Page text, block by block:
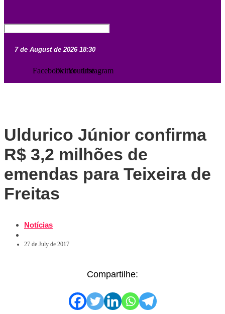
7 de August de 2026 18:30
FacebookTwitterYoutubeInstagram
Uldurico Júnior confirma
R$ 3,2 milhões de
emendas para Teixeira de
Freitas
Notícias
27 de July de 2017
Compartilhe: